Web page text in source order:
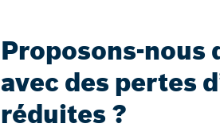
Proposons-nous
avec des pertes
réduites ?